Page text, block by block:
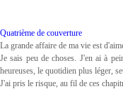
Quatrième de couverture
La grande affaire de ma vie est
Je sais peu de choses. J'en ai à
heureuses, le quotidien plus léger,
J'ai pris le risque, au fil de ces